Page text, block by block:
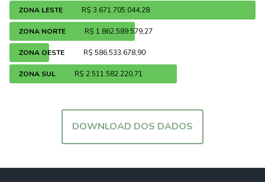
ZONA LESTE R$ 3.671.705.044,28
ZONA NORTE R$ 1.862.589.579,27
ZONA OESTE R$ 586.533.678,90
ZONA SUL R$ 2.511.582.220,71
DOWNLOAD DOS DADOS